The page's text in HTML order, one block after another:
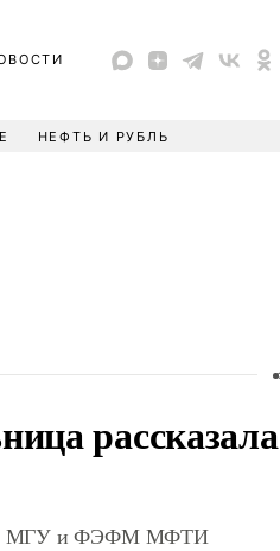
НЕФТЬ И РУБЛЬ
рассказала
МГУ и ФЭФМ МФТИ